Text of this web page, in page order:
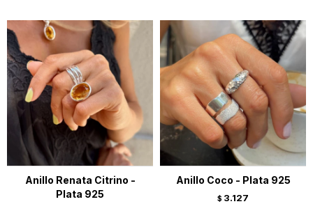
Anillo Renata Citrino -
Plata 925
Anillo Coco - Plata 925
$ 3.127